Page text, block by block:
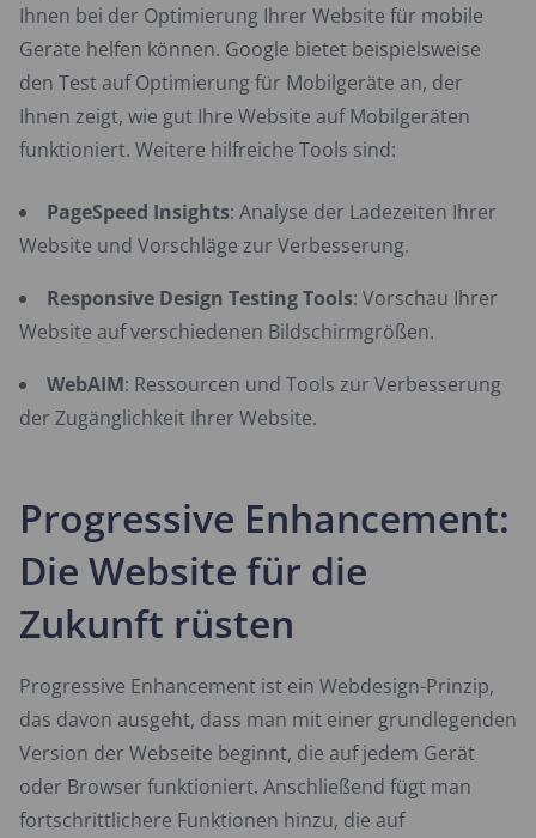
Ihnen bei der Optimierung Ihrer Website für mobile
Geräte helfen können. Google bietet beispielsweise
den Test auf Optimierung für Mobilgeräte an, der
Ihnen zeigt, wie gut Ihre Website auf Mobilgeräten
funktioniert. Weitere hilfreiche Tools sind:
PageSpeed Insights: Analyse der Ladezeiten Ihrer
Website und Vorschläge zur Verbesserung.
Responsive Design Testing Tools: Vorschau Ihrer
Website auf verschiedenen Bildschirmgrößen.
WebAIM: Ressourcen und Tools zur Verbesserung
der Zugänglichkeit Ihrer Website.
Progressive Enhancement:
Die Website für die
Zukunft rüsten
Progressive Enhancement ist ein Webdesign-Prinzip,
das davon ausgeht, dass man mit einer grundlegenden
Version der Webseite beginnt, die auf jedem Gerät
oder Browser funktioniert. Anschließend fügt man
fortschrittlichere Funktionen hinzu, die auf